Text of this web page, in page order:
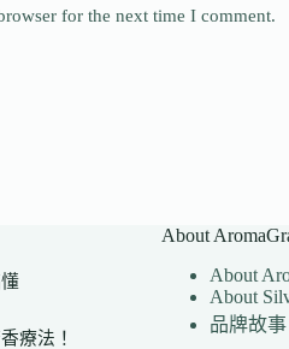
for the next time I comment.
療法！
About
About
About
品牌故事